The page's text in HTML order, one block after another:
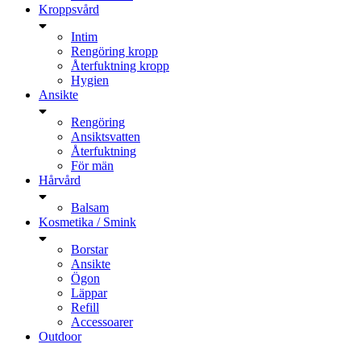
Kroppsvård
Intim
Rengöring kropp
Återfuktning kropp
Hygien
Ansikte
Rengöring
Ansiktsvatten
Återfuktning
För män
Hårvård
Balsam
Kosmetika / Smink
Borstar
Ansikte
Ögon
Läppar
Refill
Accessoarer
Outdoor